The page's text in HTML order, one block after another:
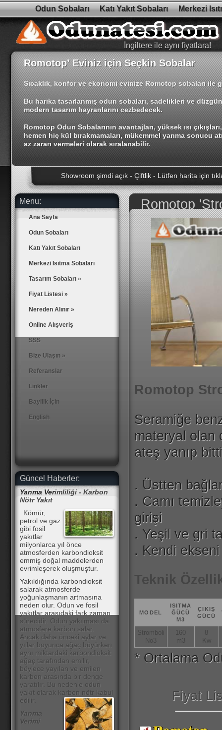
Romotop’ Eviniz için Seçkin Sobalar
Sıcaklık, konfor ve ekonomi evinize Romotop sobaları ile
Bu harika tasarlanmış odun sobaları, sadelikleri ve
modern tasarım hayranlarını cezbedecek.
Romotop Odun Sobalarının avantajları, yüksek ısı
hemen hiç kül bırakmamaları, mükemmel yanma sonucu
az zararı vermeleri olarak sıralanabilir.
İngiltere ile aynı fiyatlara!
Odun Sobaları Katı Yakıt Sobaları Merkezi
Showroom şimdi açık - Çiftlik - Lütfen harita için
Yeni Modeller! - Villager Duo Dizi - 8 - 12 - 14 Kw
Yüksek kaliteli şömine sobalarımızı görmek için
İngiltere ile aynı fiyatlara!
İndirim! Aarrow Acorn 5 Katı Yakıt - Oldu! - ₺2.596
Yeni Model! - Aarrow 'i400' 6.1 Kw - Modern
Türkiye’de hizmet veren odunatesi.com
Menu:
Ana Sayfa
Odun Sobaları
Katı Yakıt Sobaları
Merkezi Isıtma Sobaları
Tasarım Sobaları»
Fiyat Listesi»
Nereden Alınır»
Online Alışveriş
SSS
Bize Ulaşın»
Referanslar
Linkler
Bayilik İçin
English
Güncel Haberler:
Yanma Verimliliği - Karbon
Nötr Yakıt
Kömür,
petrol ve gaz
gibi fosil
yakıtlar
milyonlarca yıl önce
atmosferden karbondioksit
emmiş doğal maddelerden
evrimleşerek oluşmuştur.
Yakıldığında karbondioksit
salarak atmosferde
yoğunlaşmanın artmasına
neden olur. Odun ve fosil
yakıtlar arasıdaki fark zaman
sürecidir. Odun yakılması da
atmosfere karbon salar.
Ancak daha önceki aylar ve
yıllar boyunca ağaç büyürken
aynı miktardaki karbondioksit
ağaç tarafından emilir,
böylece yayılan ve emilen
karbon arasında bir denge
yaratılır. Bu nedenle odun
yakıt olarak karbon nötr kabul
edilir.
Yanma
Verimi
Romotop
Romotop
Seramiğe
materyal olan
ateş yanıp
. Üstten
. Camı
girişi
. Yeşil ve gri
. Kendi
Teknik
MODEL
ISITMA
ĞÜCÜ
M3
ÇIKIŞ
GÜCÜ
Stromboli
No3
160
m3
8
Kw
* Ortalama
Fiyat